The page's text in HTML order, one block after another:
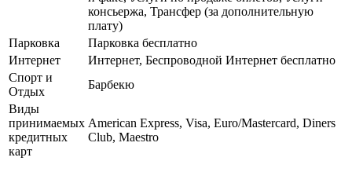
консьержа, Трансфер (за дополнительную
плату)
Парковка
Парковка бесплатно
Интернет
Интернет, Беспроводной Интернет бесплатно
Спорт и
Отдых
Барбекю
Виды
принимаемых
кредитных
карт
American Express, Visa, Euro/Mastercard, Diners
Club, Maestro